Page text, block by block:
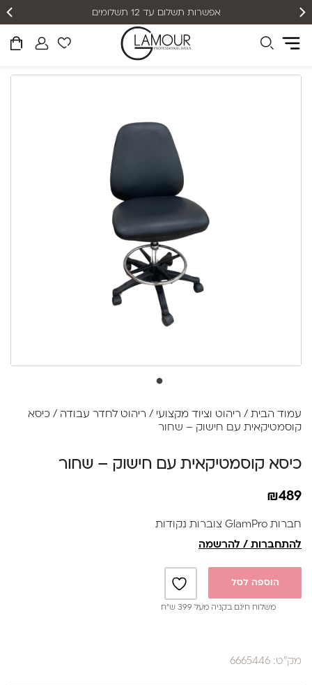
אפשרות תשלום עד 12 תשלומים
עמוד הבית / ריהוט וציוד מקצועי / ריהוט לחדר עבודה / כיסא
קוסמטיקאית עם חישוק – שחור
כיסא קוסמטיקאית עם חישוק – שחור
₪489
חברות GlamPro צוברות נקודות
להתחברות / להרשמה
הוספה לסל
משלוח חינם בקניה מעל 399 ש”ח
מק"ט: 6665446